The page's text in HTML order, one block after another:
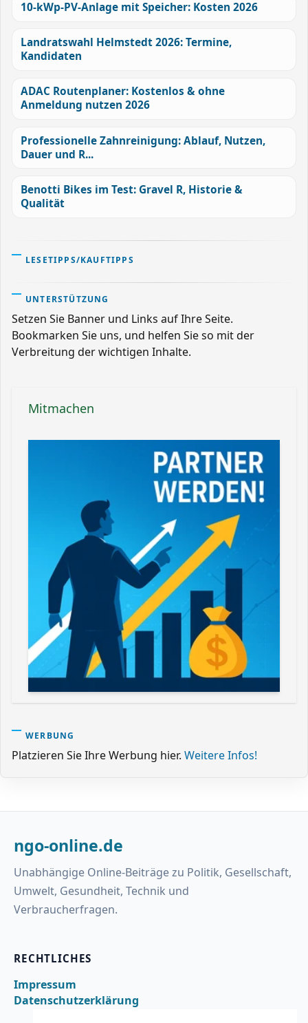
10-kWp-PV-Anlage mit Speicher: Kosten 2026
Landratswahl Helmstedt 2026: Termine,
Kandidaten
ADAC Routenplaner: Kostenlos & ohne
Anmeldung nutzen 2026
Professionelle Zahnreinigung: Ablauf, Nutzen,
Dauer und R...
Benotti Bikes im Test: Gravel R, Historie &
Qualität
LESETIPPS/KAUFTIPPS
UNTERSTÜTZUNG
Setzen Sie Banner und Links auf Ihre Seite.
Bookmarken Sie uns, und helfen Sie so mit der
Verbreitung der wichtigen Inhalte.
Mitmachen
WERBUNG
Platzieren Sie Ihre Werbung hier. Weitere Infos!
ngo-online.de
Unabhängige Online-Beiträge zu Politik, Gesellschaft,
Umwelt, Gesundheit, Technik und
Verbraucherfragen.
RECHTLICHES
Impressum
Datenschutzerklärung